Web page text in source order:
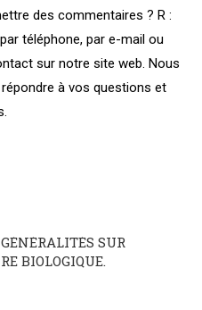
des commentaires ? R :
téléphone, par e-mail ou
sur notre site web. Nous
à vos questions et
SUR
BIOLOGIQUE.